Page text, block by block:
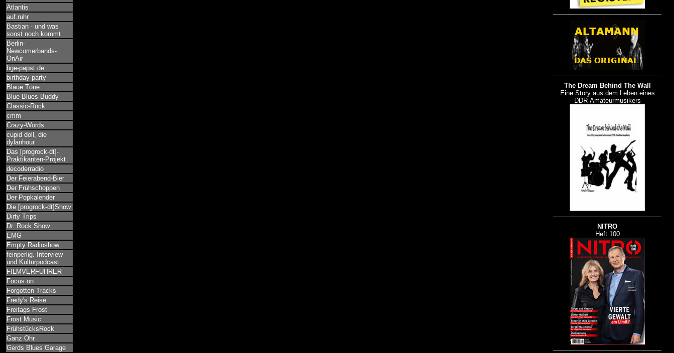
Atlantis
auf.ruhr
Bastian - und was
sonst noch kommt
Berlin-
Newcomerbands-
OnAir
bge-papst.de
birthday-party
Blaue Töne
Blue Blues Buddy
Classic-Rock
cmm
Crazy-Words
cupid doll, die
dylanhour
Das [progrock-dt]-
Praktikanten-Projekt
decoderradio
Der Feierabend-Bier
Der Frühschoppen
Der Popkalender
Die [progrock-dt]Show
Dirty Trips
Dr. Rock Show
EMG
Empty Radioshow
feinperlig. Interview-
und Kulturpodcast
FILMVERFÜHRER
Focus on
Forgotten Tracks
Fredy's Reise
Freitags Frost
Frost Music
FrühstücksRock
Ganz Ohr
Gerds Blues Garage
The Dream Behind The Wall
Eine Story aus dem Leben eines
DDR-Amateurmusikers
NITRO
Heft 100